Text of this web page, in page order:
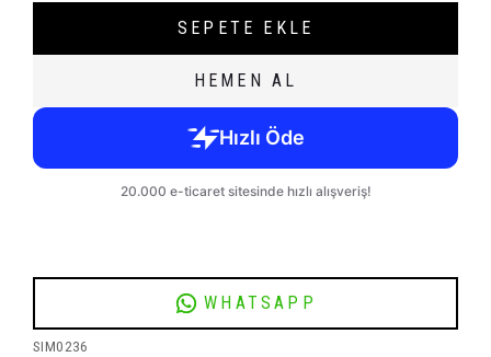
SEPETE EKLE
HEMEN AL
WHATSAPP
SIM0236